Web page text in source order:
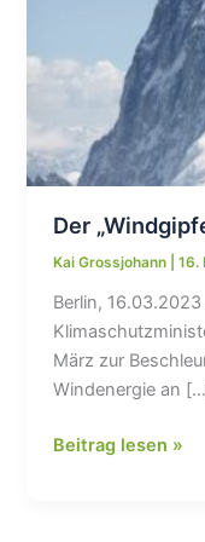
Der
Kai Grossjohann |16.
Berlin,
März zur
Windenergie an
Der
Beitrag lesen »